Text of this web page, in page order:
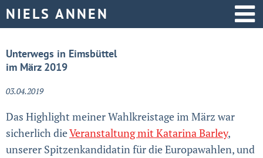
Aktive Politik
Unterwegs in Eimsbüttel
im März 2019
03.04.2019
Das Highlight meiner Wahlkreistage im März war
sicherlich dieVeranstaltung mit Katarina Barley,
unserer Spitzenkandidatin für die Europawahlen, und